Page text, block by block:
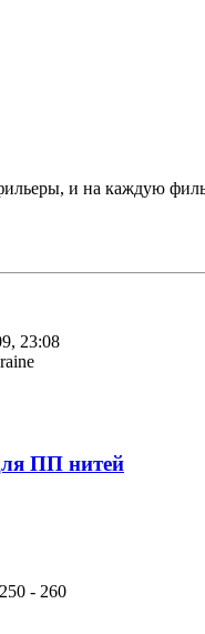
и на каждую
23:08
ПП нитей
- 260